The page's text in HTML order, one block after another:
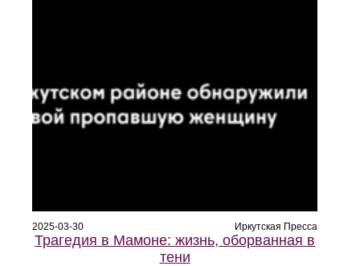
2025-03-30 Иркутская Пресса
Трагедия в Мамоне: жизнь, оборванная в
тени